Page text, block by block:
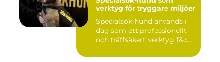
verktyg för tryggare miljöer
Specialsök-hund används i
dag som ett professionellt
och träffsäkert verktyg f&o...